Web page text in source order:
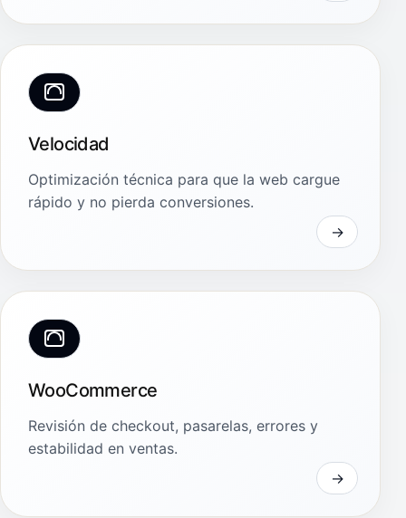
Velocidad
Optimización técnica para que la web cargue
rápido y no pierda conversiones.
WooCommerce
Revisión de checkout, pasarelas, errores y
estabilidad en ventas.